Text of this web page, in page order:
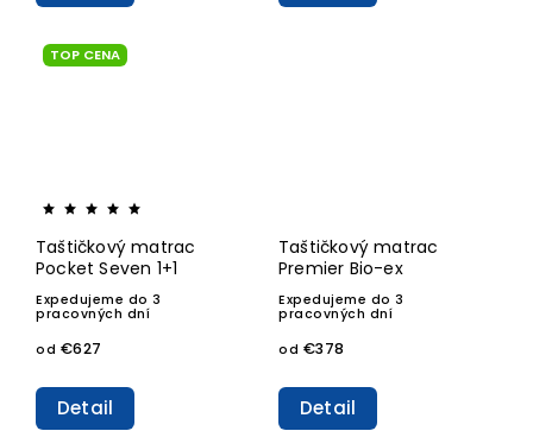
TOP CENA
Taštičkový matrac
Pocket Seven 1+1
Expedujeme do 3
pracovných dní
od €627
Detail
Taštičkový matrac
Premier Bio-ex
Expedujeme do 3
pracovných dní
od €378
Detail